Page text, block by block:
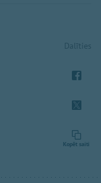
Dalīties
Kopēt saiti